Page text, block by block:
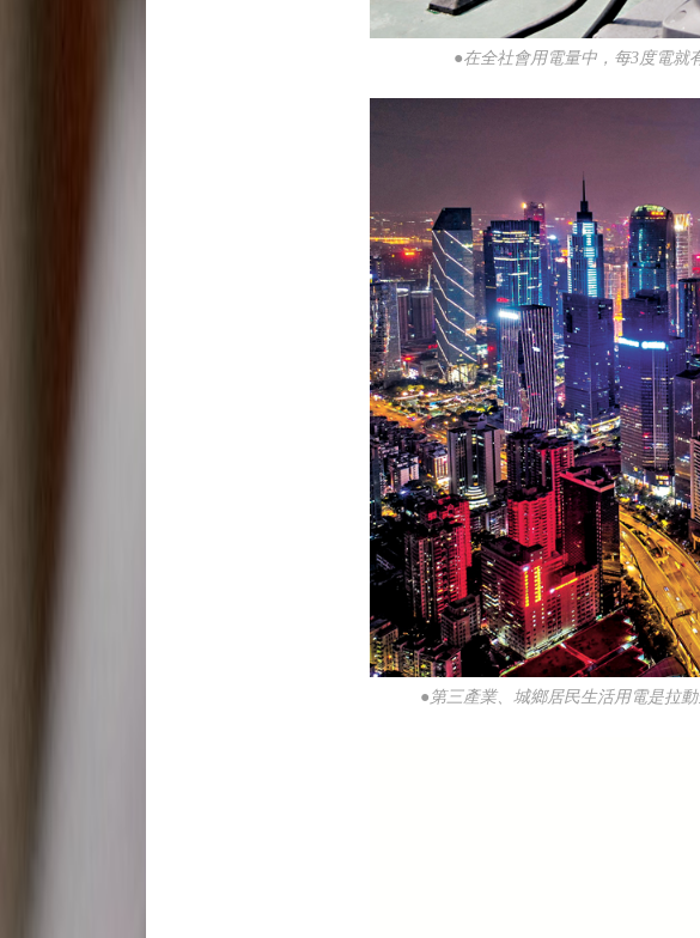
●在全社會用電量中，每3度電就
●第三產業、城鄉居民生活用電是拉